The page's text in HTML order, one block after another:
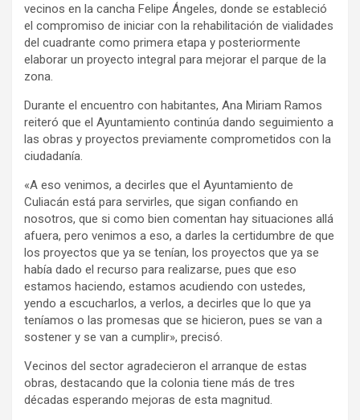
vecinos en la cancha Felipe Ángeles, donde se estableció
el compromiso de iniciar con la rehabilitación de vialidades
del cuadrante como primera etapa y posteriormente
elaborar un proyecto integral para mejorar el parque de la
zona.
Durante el encuentro con habitantes, Ana Miriam Ramos
reiteró que el Ayuntamiento continúa dando seguimiento a
las obras y proyectos previamente comprometidos con la
ciudadanía.
«A eso venimos, a decirles que el Ayuntamiento de
Culiacán está para servirles, que sigan confiando en
nosotros, que si como bien comentan hay situaciones allá
afuera, pero venimos a eso, a darles la certidumbre de que
los proyectos que ya se tenían, los proyectos que ya se
había dado el recurso para realizarse, pues que eso
estamos haciendo, estamos acudiendo con ustedes,
yendo a escucharlos, a verlos, a decirles que lo que ya
teníamos o las promesas que se hicieron, pues se van a
sostener y se van a cumplir», precisó.
Vecinos del sector agradecieron el arranque de estas
obras, destacando que la colonia tiene más de tres
décadas esperando mejoras de esta magnitud.